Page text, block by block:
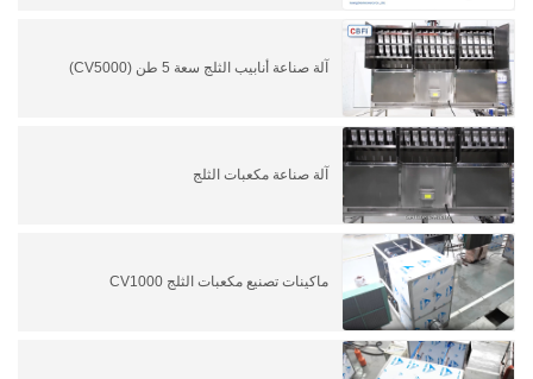
آلة صناعة أنابيب الثلج سعة 5 طن (CV5000)
آلة صناعة مكعبات الثلج
ماكينات تصنيع مكعبات الثلج CV1000